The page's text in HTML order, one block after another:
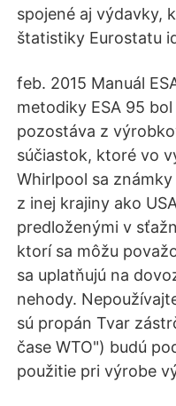
spojené aj výdavky,
štatistiky Eurostatu
feb. 2015 Manuál
metodiky ESA 95
pozostáva z
súčiastok, ktoré vo
Whirlpool sa
z inej krajiny ako
predloženými v
ktorí sa môžu
sa uplatňujú na
nehody.
sú propán Tvar
čase WTO") budú
použitie pri výrobe